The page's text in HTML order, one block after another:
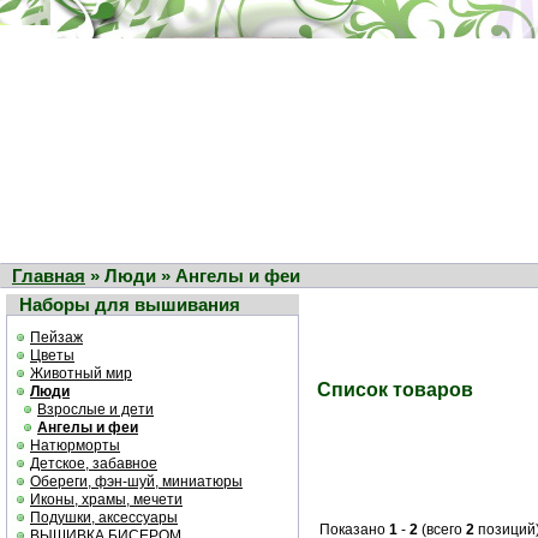
Главная » Люди » Ангелы и феи
Наборы для вышивания
Пейзаж
Цветы
Животный мир
Люди
Взрослые и дети
Ангелы и феи
Натюрморты
Детское, забавное
Обереги, фэн-шуй, миниатюры
Иконы, храмы, мечети
Подушки, аксессуары
Список товаров
Показано 1 - 2 (всего 2